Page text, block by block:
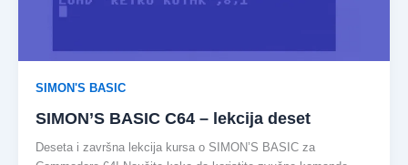
SIMON'S BASIC
SIMON’S BASIC C64 – lekcija deset
Deseta i završna lekcija kursa o SIMON’S BASIC za